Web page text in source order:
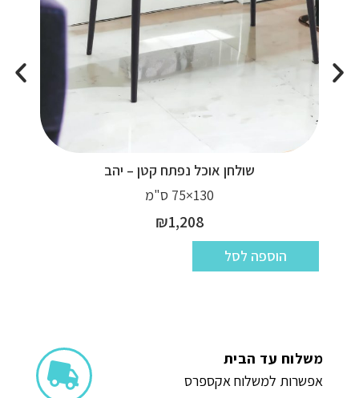
שולחן אוכל נפתח קטן – יהב
130×75 ס"מ
₪1,208
הוספה לסל
משלוח עד הבית
אפשרות למשלוח אקספרס